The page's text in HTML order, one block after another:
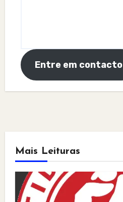
Entre em contacto
Mais Leituras